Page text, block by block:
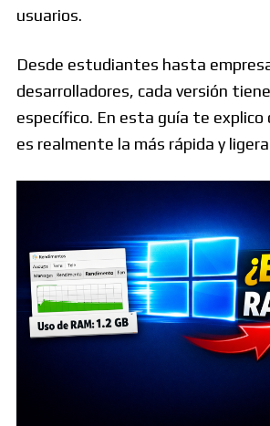
usuarios.
Desde estudiantes hasta
desarrolladores, cada versión
específico. En esta guía te explico
es realmente la más rápida y